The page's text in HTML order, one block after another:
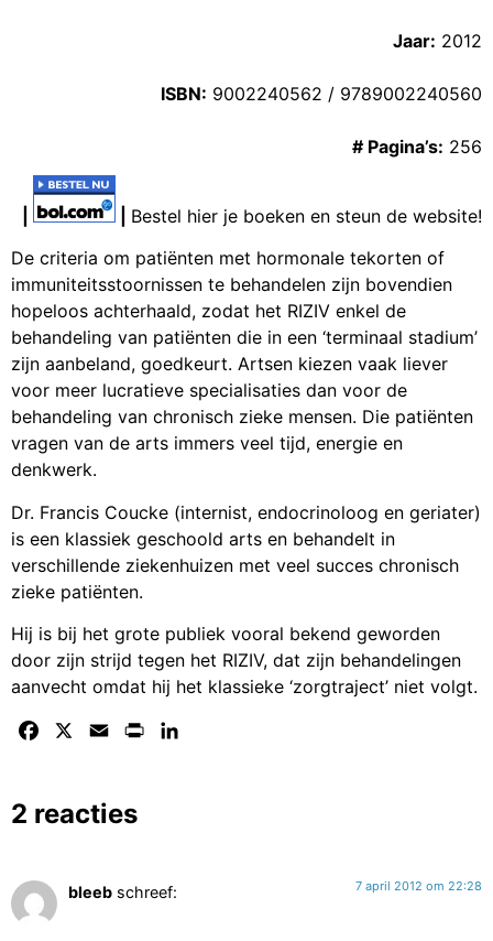
Jaar: 2012
ISBN: 9002240562 / 9789002240560
# Pagina’s: 256
Bestel hier je boeken en steun de website!
De criteria om patiënten met hormonale tekorten of
immuniteitsstoornissen te behandelen zijn bovendien
hopeloos achterhaald, zodat het RIZIV enkel de
behandeling van patiënten die in een ‘terminaal stadium’
zijn aanbeland, goedkeurt. Artsen kiezen vaak liever
voor meer lucratieve specialisaties dan voor de
behandeling van chronisch zieke mensen. Die patiënten
vragen van de arts immers veel tijd, energie en
denkwerk.
Dr. Francis Coucke (internist, endocrinoloog en geriater)
is een klassiek geschoold arts en behandelt in
verschillende ziekenhuizen met veel succes chronisch
zieke patiënten.
Hij is bij het grote publiek vooral bekend geworden
door zijn strijd tegen het RIZIV, dat zijn behandelingen
aanvecht omdat hij het klassieke ‘zorgtraject’ niet volgt.
Facebook Email Print
2 reacties
bleeb schreef: 7 april 2012 om 22:28